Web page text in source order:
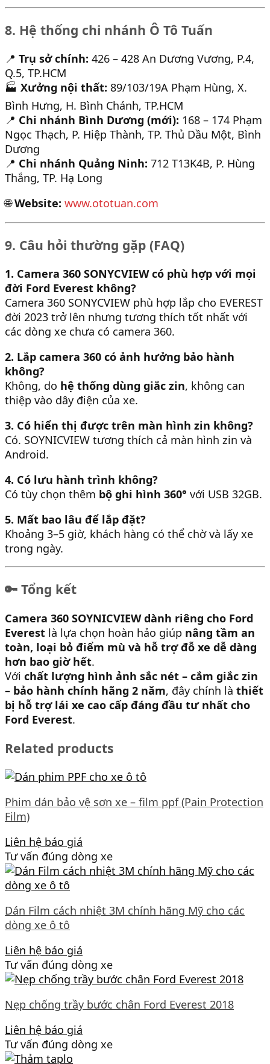
8. Hệ thống chi nhánh Ô Tô Tuấn
📍 Trụ sở chính: 426 – 428 An Dương Vương, P.4,
Q.5, TP.HCM
🏭 Xưởng nội thất: 89/103/19A Phạm Hùng, X.
Bình Hưng, H. Bình Chánh, TP.HCM
📍 Chi nhánh Bình Dương (mới): 168 – 174 Phạm
Ngọc Thạch, P. Hiệp Thành, TP. Thủ Dầu Một, Bình
Dương
📍 Chi nhánh Quảng Ninh: 712 T13K4B, P. Hùng
Thắng, TP. Hạ Long
🌐Website: www.ototuan.com
9. Câu hỏi thường gặp (FAQ)
1. Camera 360 SONYCVIEW có phù hợp với mọi
đời Ford Everest không?
Camera 360 SONYCVIEW phù hợp lắp cho EVEREST
đời 2023 trở lên nhưng tương thích tốt nhất với
các dòng xe chưa có camera 360.
2. Lắp camera 360 có ảnh hưởng bảo hành
không?
Không, do hệ thống dùng giắc zin, không can
thiệp vào dây điện của xe.
3. Có hiển thị được trên màn hình zin không?
Có. SOYNICVIEW tương thích cả màn hình zin và
Android.
4. Có lưu hành trình không?
Có tùy chọn thêm bộ ghi hình 360° với USB 32GB.
5. Mất bao lâu để lắp đặt?
Khoảng 3–5 giờ, khách hàng có thể chờ và lấy xe
trong ngày.
🔑 Tổng kết
Camera 360 SOYNICVIEW dành riêng cho Ford
Everest là lựa chọn hoàn hảo giúp nâng tầm an
toàn, loại bỏ điểm mù và hỗ trợ đỗ xe dễ dàng
hơn bao giờ hết.
Với chất lượng hình ảnh sắc nét – cắm giắc zin
– bảo hành chính hãng 2 năm, đây chính là thiết
bị hỗ trợ lái xe cao cấp đáng đầu tư nhất cho
Ford Everest.
Related products
Phim dán bảo vệ sơn xe – film ppf (Pain Protection
Film)
Liên hệ báo giá
Tư vấn đúng dòng xe
Dán Film cách nhiệt 3M chính hãng Mỹ cho các
dòng xe ô tô
Liên hệ báo giá
Tư vấn đúng dòng xe
Nẹp chống trầy bước chân Ford Everest 2018
Liên hệ báo giá
Tư vấn đúng dòng xe